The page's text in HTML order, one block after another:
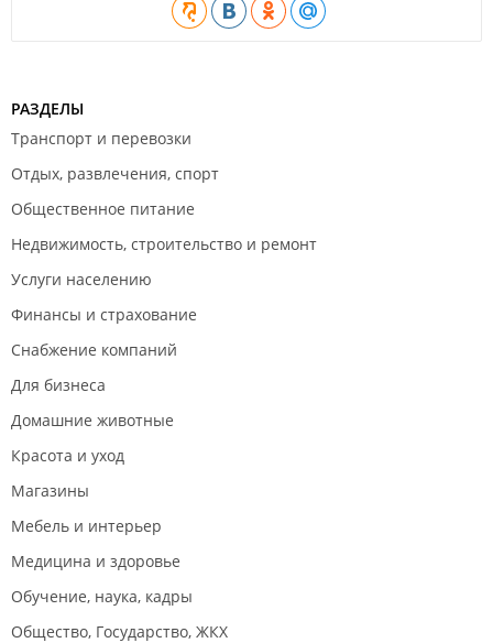
РАЗДЕЛЫ
Транспорт и перевозки
Отдых, развлечения, спорт
Общественное питание
Недвижимость, строительство и ремонт
Услуги населению
Финансы и страхование
Снабжение компаний
Для бизнеса
Домашние животные
Красота и уход
Магазины
Мебель и интерьер
Медицина и здоровье
Обучение, наука, кадры
Общество, Государство, ЖКХ